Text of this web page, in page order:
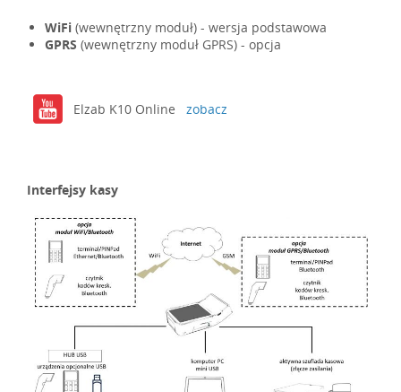
WiFi (wewnętrzny moduł) - wersja podstawowa
GPRS (wewnętrzny moduł GPRS) - opcja
Elzab K10 Online zobacz
Interfejsy kasy